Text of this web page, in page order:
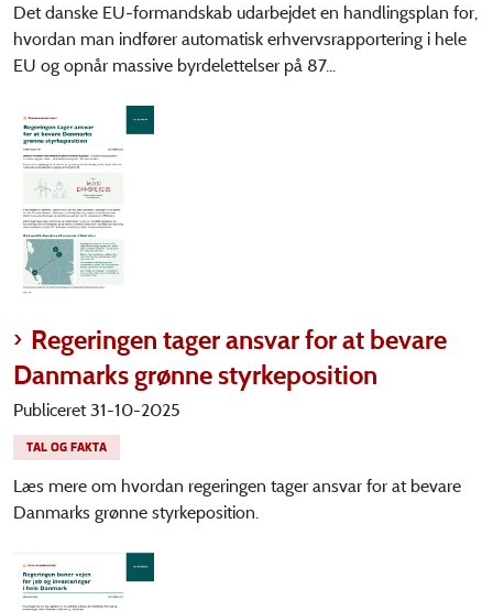
Det danske EU-formandskab udarbejdet en handlingsplan for,
hvordan man indfører automatisk erhvervsrapportering i hele
EU og opnår massive byrdelettelser på 87...
Regeringen tager ansvar for at bevare
Danmarks grønne styrkeposition
Publiceret 31-10-2025
TAL OG FAKTA
Læs mere om hvordan regeringen tager ansvar for at bevare
Danmarks grønne styrkeposition.